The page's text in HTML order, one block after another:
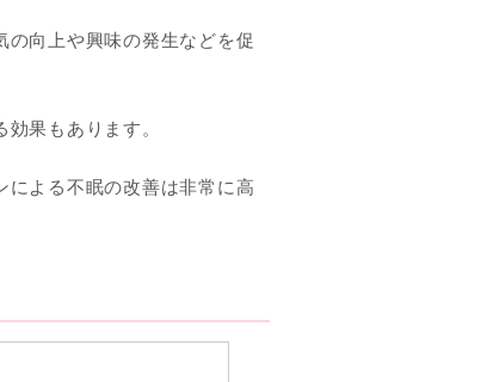
の向上や興味の発生などを促
果もあります。
による不眠の改善は非常に高